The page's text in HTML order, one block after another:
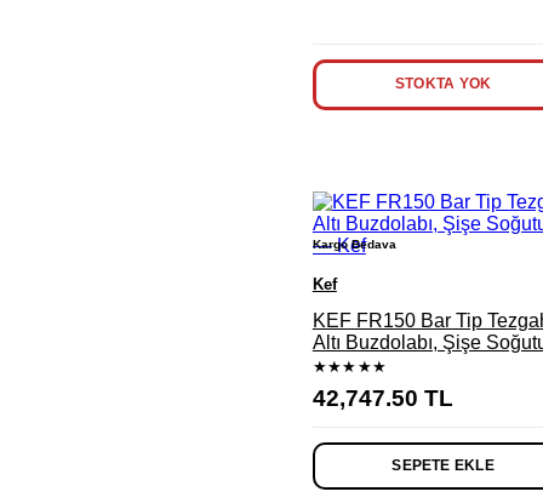
STOKTA YOK
Kargo Bedava
Kef
KEF FR150 Bar Tip
Altı Buzdolabı, Şişe
★★★★★
42,747.50 TL
SEPETE EKLE